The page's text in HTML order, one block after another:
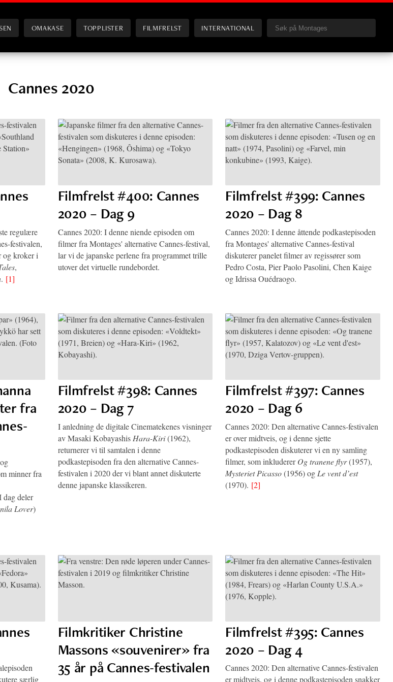
OMAKASE TOPPLISTER FILMFRELST INTERNATIONAL
Cannes 2020
regulære
festivalen,
og kroker i
,
. [1]
Filmfrelst #400: Cannes
2020 – Dag 9
Cannes 2020: I denne niende episoden om
filmer fra Montages' alternative Cannes-festival,
lar vi de japanske perlene fra programmet trille
utover det virtuelle rundebordet.
Filmfrelst #399: Cannes
2020 – Dag 8
Cannes 2020: I denne åttende podkastepisoden
fra Montages' alternative Cannes-festival
diskuterer panelet filmer av regissører som
Pedro Costa, Pier Paolo Pasolini, Chen Kaige
og Idrissa Ouédraogo.
fra
minner fra
dag deler
Lover)
Filmfrelst #398: Cannes
2020 – Dag 7
I anledning de digitale Cinematekenes visninger
av Masaki Kobayashis Hara-Kiri(1962),
returnerer vi til samtalen i denne
podkastepisoden fra den alternative Cannes-
festivalen i 2020 der vi blant annet diskuterte
denne japanske klassikeren.
Filmfrelst #397: Cannes
2020 – Dag 6
Cannes 2020: Den alternative Cannes-festivalen
er over midtveis, og i denne sjette
podkastepisoden diskuterer vi en ny samling
filmer, som inkludererOg tranene flyr(1957),
Mysteriet Picasso(1956) og Le vent d’est
(1970). [2]
særlig
Filmkritiker Christine
Massons «souvenirer» fra
35 år på Cannes-festivalen
Filmfrelst #395: Cannes
2020 – Dag 4
Cannes 2020: Den alternative Cannes-festivalen
er midtveis, og i denne podkastepisoden snakker